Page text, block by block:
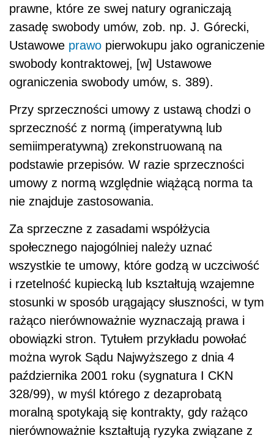
prawne, które ze swej natury ograniczają
zasadę swobody umów, zob. np. J. Górecki,
Ustawowe prawo pierwokupu jako ograniczenie
swobody kontraktowej, [w] Ustawowe
ograniczenia swobody umów, s. 389).
Przy sprzeczności umowy z ustawą chodzi o
sprzeczność z normą (imperatywną lub
semiimperatywną) zrekonstruowaną na
podstawie przepisów. W razie sprzeczności
umowy z normą względnie wiążącą norma ta
nie znajduje zastosowania.
Za sprzeczne z zasadami współżycia
społecznego najogólniej należy uznać
wszystkie te umowy, które godzą w uczciwość
i rzetelność kupiecką lub kształtują wzajemne
stosunki w sposób urągający słuszności, w tym
rażąco nierównoważnie wyznaczają prawa i
obowiązki stron. Tytułem przykładu powołać
można wyrok Sądu Najwyższego z dnia 4
października 2001 roku (sygnatura I CKN
328/99), w myśl którego z dezaprobatą
moralną spotykają się kontrakty, gdy rażąco
nierównoważnie kształtują ryzyka związane z